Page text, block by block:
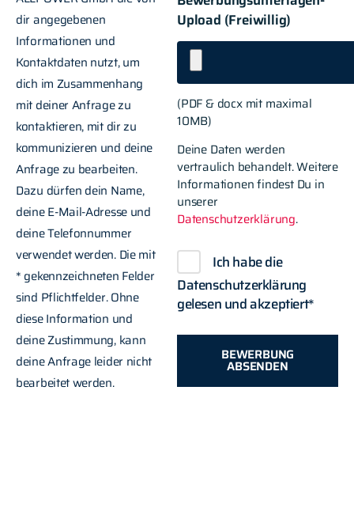
dir angegebenen
Informationen und
Kontaktdaten nutzt, um
dich im Zusammenhang
mit deiner Anfrage zu
kontaktieren, mit dir zu
kommunizieren und deine
Anfrage zu bearbeiten.
Dazu dürfen dein Name,
deine E-Mail-Adresse und
deine Telefonnummer
verwendet werden. Die mit
* gekennzeichneten Felder
sind Pflichtfelder. Ohne
diese Information und
deine Zustimmung, kann
deine Anfrage leider nicht
bearbeitet werden.
Upload (Freiwillig)
(PDF & docx mit maximal
10MB)
Deine Daten werden
vertraulich behandelt. Weitere
Informationen findest Du in
unserer
Datenschutzerklärung.
Ich habe die
Datenschutzerklärung
gelesen und akzeptiert*
BEWERBUNG
ABSENDEN